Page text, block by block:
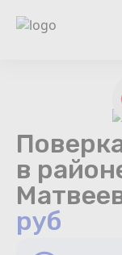
Счетчики
Услуги
в
руб